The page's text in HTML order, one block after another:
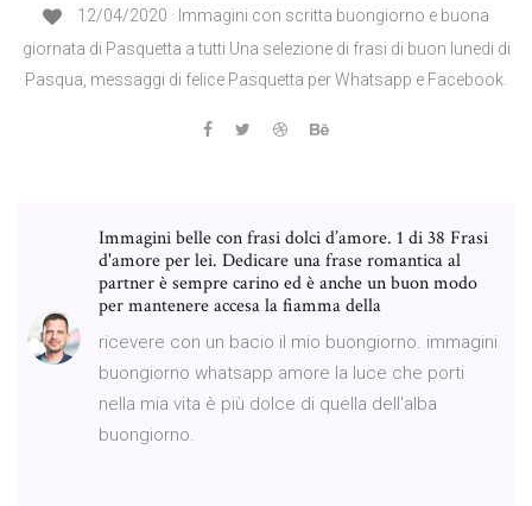
12/04/2020 · Immagini con scritta buongiorno e buona
giornata di Pasquetta a tutti Una selezione di frasi di buon lunedi di
Pasqua, messaggi di felice Pasquetta per Whatsapp e Facebook.
Immagini belle con frasi dolci d’amore. 1 di 38 Frasi
d'amore per lei. Dedicare una frase romantica al
partner è sempre carino ed è anche un buon modo
per mantenere accesa la fiamma della
ricevere con un bacio il mio buongiorno. immagini
buongiorno whatsapp amore la luce che porti
nella mia vita è più dolce di quella dell'alba
buongiorno.